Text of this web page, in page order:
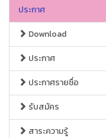
ประกาศ
Download
ประกาศ
ประกาศรายชื่อ
รับสมัคร
สาระความรู้